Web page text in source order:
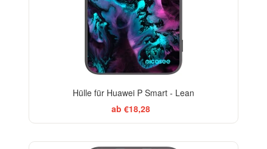
Hülle für Huawei P Smart - Lean
ab €18,28